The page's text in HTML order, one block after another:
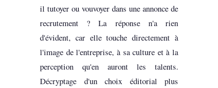
il tutoyer ou vouvoyer dans une annonce de
recrutement ? La réponse n'a rien
d'évident, car elle touche directement à
l'image de l'entreprise, à sa culture et à la
perception qu'en auront les talents.
Décryptage d'un choix éditorial plus